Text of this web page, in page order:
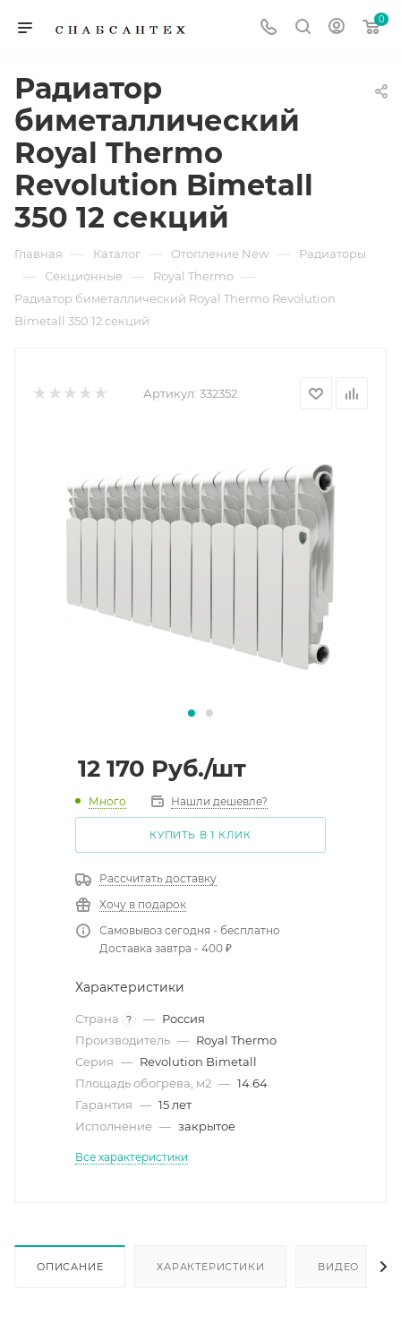
0
Радиатор
биметаллический
Royal Thermo
Revolution Bimetall
350 12 секций
Главная — Каталог — Отопление New — Радиаторы
— Секционные — Royal Thermo —
Радиатор биметаллический Royal Thermo Revolution
Bimetall 350 12 секций
Артикул: 332352
12 170 Руб./шт
Много Нашли дешевле?
КУПИТЬ В 1 КЛИК
Рассчитать доставку
Хочу в подарок
Самовывоз сегодня - бесплатно
Доставка завтра - 400 ₽
Характеристики
Страна ? — Россия
Производитель — Royal Thermo
Серия — Revolution Bimetall
Площадь обогрева, м2 — 14.64
Гарантия — 15 лет
Исполнение — закрытое
Все характеристики
ОПИСАНИЕ ХАРАКТЕРИСТИКИ ВИДЕО